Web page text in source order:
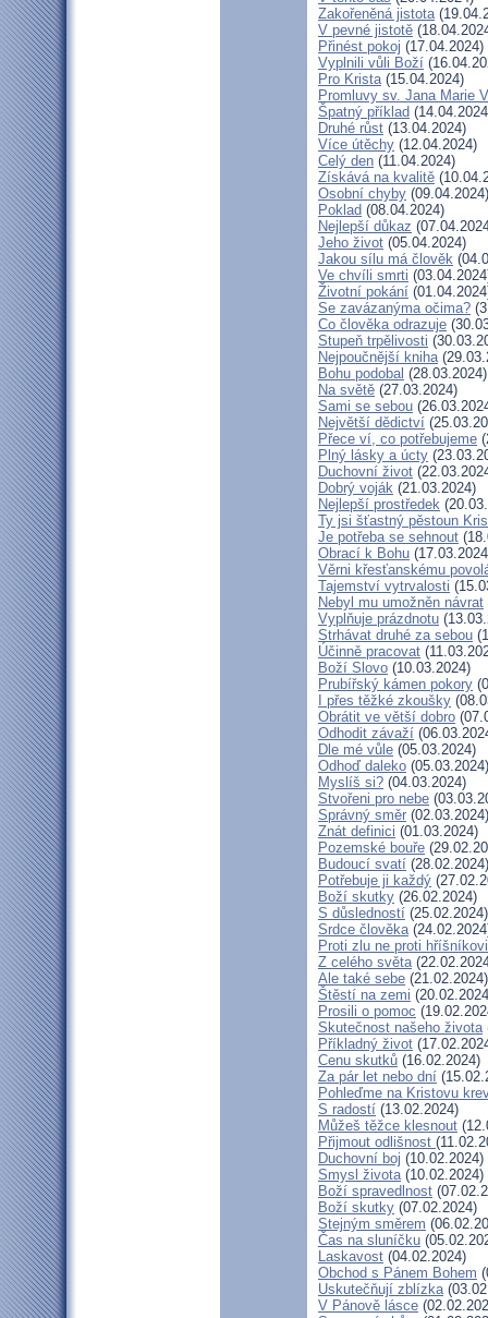
Zakořeněná jistota
V pevné jistotě
Přinést pokoj (17.04.2024)
Vyplnili vůli Boží
Pro Krista(15.04.2024)
Promluvy sv. Jana Marie
Špatný příklad
Druhé růst (13.04.2024)
Více útěchy (12.04.2024)
Celý den (11.04.2024)
Získává na kvalitě
Osobní chyby (09.04.2024)
Poklad (08.04.2024)
Nejlepší důkaz
Jeho život (05.04.2024)
Jakou sílu má člověk
Ve chvíli smrti
Životní pokání
Se zavázanýma očima?
Co člověka odrazuje
Stupeň trpělivosti
Nejpoučnější kniha
Bohu podobal (28.03.2024)
Na světě (27.03.2024)
Sami se sebou
Největší dědictví
Přece ví, co potřebujeme
Plný lásky a úcty
Duchovní život
Dobrý voják (21.03.2024)
Nejlepší prostředek
Ty jsi šťastný pěstoun
Je potřeba se sehnout
Obrací k Bohu
Věrni křesťanskému
Tajemství vytrvalosti
Nebyl mu umožněn návrat
Vyplňuje prázdnotu
Strhávat druhé za sebou
Účinně pracovat
Boží Slovo (10.03.2024)
Prubířský kámen pokory
I přes těžké zkoušky
Obrátit ve větší dobro
Odhodit závaží
Dle mé vůle (05.03.2024)
Odhoď daleko (05.03.2024)
Myslíš si? (04.03.2024)
Stvořeni pro nebe
Správný směr (02.03.2024)
Znát definici (01.03.2024)
Pozemské bouře
Budoucí svatí (28.02.2024)
Potřebuje ji každý
Boží skutky (26.02.2024)
S důsledností (25.02.2024)
Srdce člověka
Proti zlu ne proti hříšníkovi
Z celého světa
Ale také sebe (21.02.2024)
Štěstí na zemi
Prosili o pomoc
Skutečnost našeho života
Příkladný život
Cenu skutků (16.02.2024)
Za pár let nebo dní
Pohleďme na Kristovu
S radostí (13.02.2024)
Můžeš těžce klesnout
Přijmout odlišnost
Duchovní boj (10.02.2024)
Smysl života(10.02.2024)
Boží spravedlnost
Boží skutky (07.02.2024)
Stejným směrem
Čas na sluníčku
Laskavost (04.02.2024)
Obchod s Pánem Bohem
Uskutečňují zblízka
V Pánově lásce